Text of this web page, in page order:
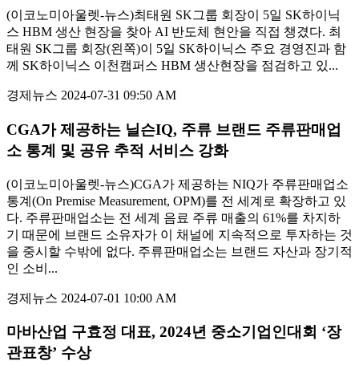
(이코노미아울렛-뉴스)최태원 SK그룹 회장이 5일 SK하이닉
스 HBM 생산 현장을 찾아 AI 반도체 현안을 직접 챙겼다. 최
태원 SK그룹 회장(왼쪽)이 5일 SK하이닉스 주요 경영진과 함
께 SK하이닉스 이천캠퍼스 HBM 생산현장을 점검하고 있...
경제뉴스 2024-07-31 09:50 AM
CGA가 제공하는 닐슨IQ, 주류 브랜드 주류판매업
소 통계 및 공유 추적 서비스 강화
(이코노미아울렛-뉴스)CGA가 제공하는 NIQ가 주류판매업소
통계(On Premise Measurement, OPM)를 전 세계로 확장하고 있
다. 주류판매업소는 전 세계 음료 주류 매출의 61%를 차지하
기 때문에 브랜드 소유자가 이 채널에 지속적으로 투자하는 것
을 중시할 수밖에 없다. 주류판매업소는 브랜드 자산과 장기적
인 소비...
경제뉴스 2024-07-01 10:00 AM
마바산업 구효정 대표, 2024년 중소기업인대회 ‘장
관표창’ 수상